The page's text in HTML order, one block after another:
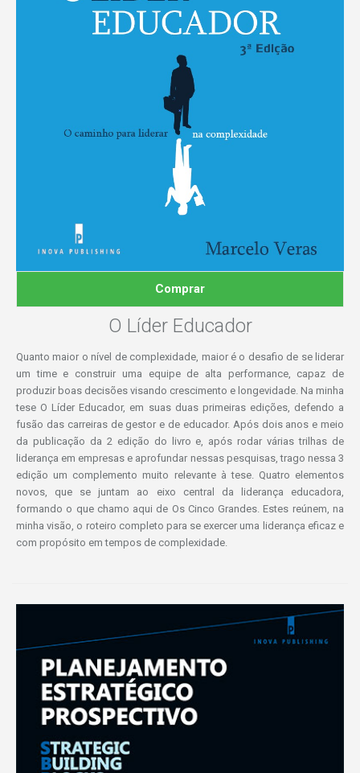
Comprar
O Líder Educador
Quanto maior o nível de complexidade, maior é o desafio de se liderar
um time e construir uma equipe de alta performance, capaz de
produzir boas decisões visando crescimento e longevidade. Na minha
tese O Líder Educador, em suas duas primeiras edições, defendo a
fusão das carreiras de gestor e de educador. Após dois anos e meio
da publicação da 2 edição do livro e, após rodar várias trilhas de
liderança em empresas e aprofundar nessas pesquisas, trago nessa 3
edição um complemento muito relevante à tese. Quatro elementos
novos, que se juntam ao eixo central da liderança educadora,
formando o que chamo aqui de Os Cinco Grandes. Estes reúnem, na
minha visão, o roteiro completo para se exercer uma liderança eficaz e
com propósito em tempos de complexidade.